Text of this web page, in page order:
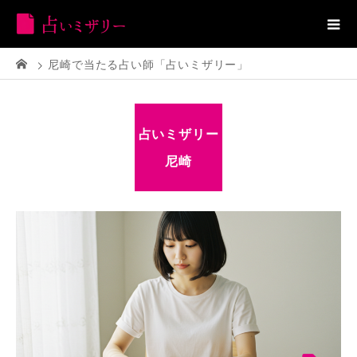
尼崎で当たる占い師「占いミザリー」
占いミザリー
尼崎